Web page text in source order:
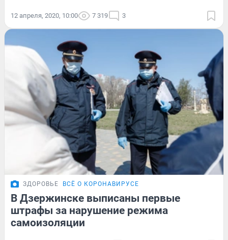
12 апреля, 2020, 10:00 7 319 3
ЗДОРОВЬЕ ВСЁ О КОРОНАВИРУСЕ
В Дзержинске выписаны первые
штрафы за нарушение режима
самоизоляции